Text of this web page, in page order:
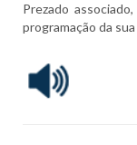
Prezado
programação da